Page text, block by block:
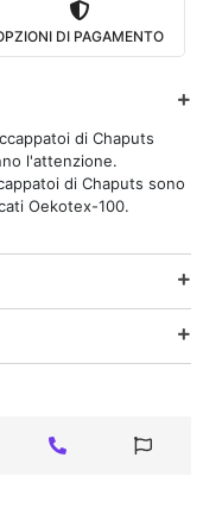
DI PAGAMENTO
di Chaputs
l'attenzione.
di Chaputs sono
Oekotex-100.